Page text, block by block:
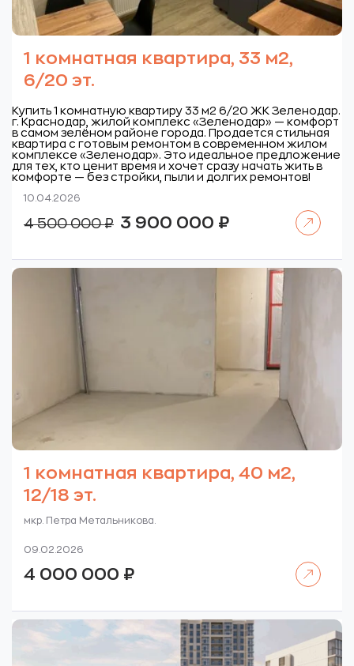
1 комнатная квартира, 33 м2,
6/20 эт.
Купить 1 комнатную квартиру 33 м2 6/20 ЖК Зеленодар.
г. Краснодар, жилой комплекс «Зеленодар» — комфорт
в самом зелёном районе города. Продается стильная
квартира с готовым ремонтом в современном жилом
комплексе «Зеленодар». Это идеальное предложение
для тех, кто ценит время и хочет сразу начать жить в
комфорте — без стройки, пыли и долгих ремонтов!
10.04.2026
4 500 000₽
Первоначальная
цена
500
3 900 000 ₽Текущая
000 ₽.
1 комнатная квартира, 40 м2,
12/18 эт.
мкр. Петра Метальникова.
09.02.2026
4 000 000 ₽